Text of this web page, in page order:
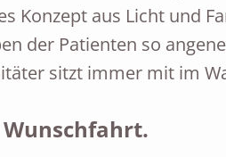
Konzept aus Licht und
der Patienten so
sitzt immer mit im